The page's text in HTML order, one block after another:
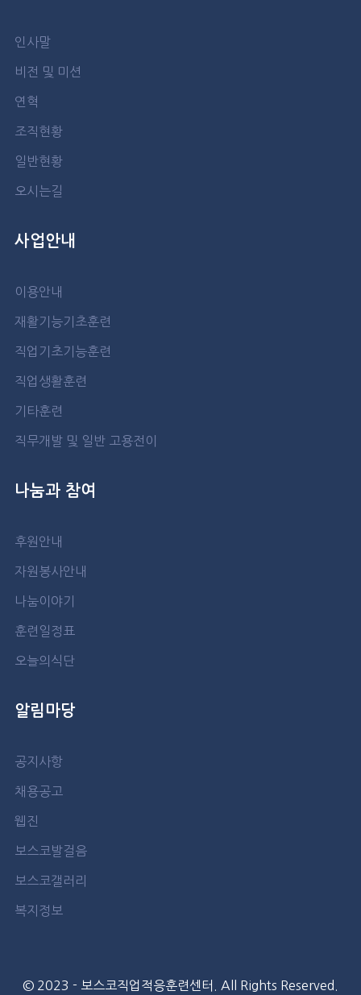
인사말
비전 및 미션
연혁
조직현황
일반현황
오시는길
사업안내
이용안내
재활기능기초훈련
직업기초기능훈련
직업생활훈련
기타훈련
직무개발 및 일반 고용전이
나눔과 참여
후원안내
자원봉사안내
나눔이야기
훈련일정표
오늘의식단
알림마당
공지사항
채용공고
웹진
보스코발걸음
보스코갤러리
복지정보
© 2023 - 보스코직업적응훈련센터. All Rights Reserved.